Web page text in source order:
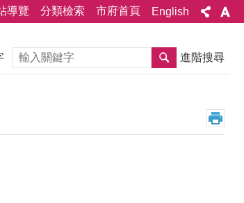
導覽 分類檢索 市府首頁 English
搜尋 進階搜尋